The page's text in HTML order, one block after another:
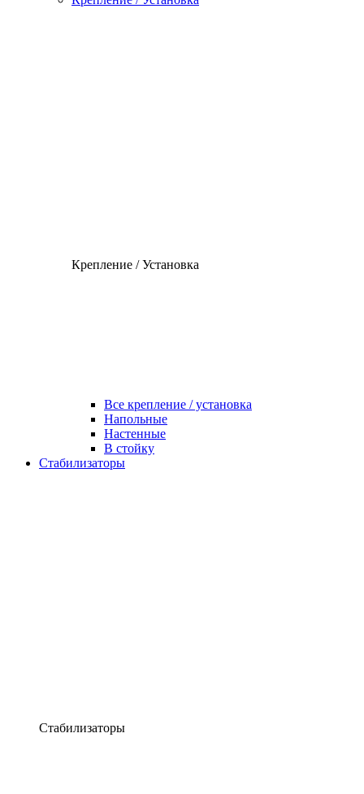
Крепление / Установка
Все крепление / установка
Напольные
Настенные
В стойку
Стабилизаторы
Стабилизаторы